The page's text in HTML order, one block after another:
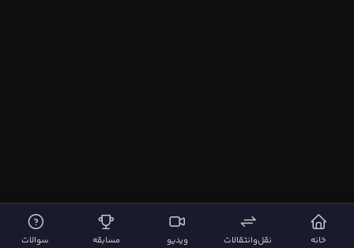
خانه نقل‌وانتقالات ویدیو مسابقه سوالات